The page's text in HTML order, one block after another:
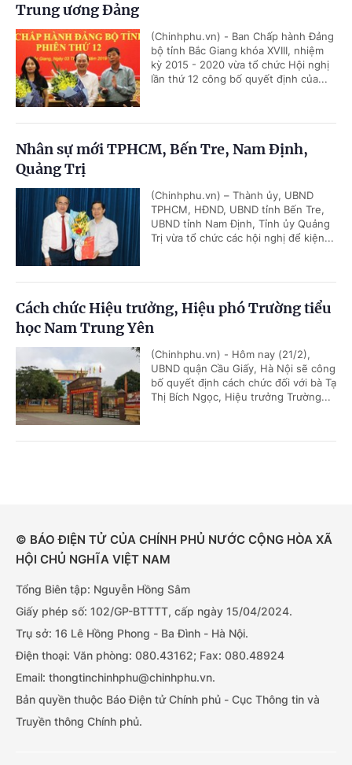
Trung ương Đảng
(Chinhphu.vn) - Ban Chấp hành Đảng
bộ tỉnh Bắc Giang khóa XVIII, nhiệm
kỳ 2015 - 2020 vừa tổ chức Hội nghị
lần thứ 12 công bố quyết định của...
Nhân sự mới TPHCM, Bến Tre, Nam Định,
Quảng Trị
(Chinhphu.vn) – Thành ủy, UBND
TPHCM, HĐND, UBND tỉnh Bến Tre,
UBND tỉnh Nam Định, Tỉnh ủy Quảng
Trị vừa tổ chức các hội nghị để kiện...
Cách chức Hiệu trưởng, Hiệu phó Trường tiểu
học Nam Trung Yên
(Chinhphu.vn) - Hôm nay (21/2),
UBND quận Cầu Giấy, Hà Nội sẽ công
bố quyết định cách chức đối với bà Tạ
Thị Bích Ngọc, Hiệu trưởng Trường...
© BÁO ĐIỆN TỬ CỦA CHÍNH PHỦ NƯỚC CỘNG HÒA XÃ
HỘI CHỦ NGHĨA VIỆT NAM
Tổng Biên tập: Nguyễn Hồng Sâm
Giấy phép số: 102/GP-BTTTT, cấp ngày 15/04/2024.
Trụ sở: 16 Lê Hồng Phong - Ba Đình - Hà Nội.
Điện thoại: Văn phòng: 080.43162; Fax: 080.48924
Email: thongtinchinhphu@chinhphu.vn.
Bản quyền thuộc Báo Điện tử Chính phủ - Cục Thông tin và
Truyền thông Chính phủ.